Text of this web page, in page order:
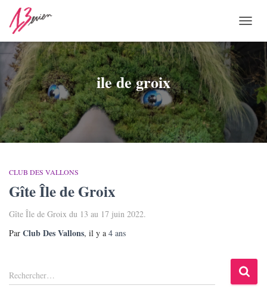
LA
ile de groix
CLUB DES VALLONS
Gîte Île de Groix
Gîte Île de Groix du 13 au 17 juin 2022.
Par Club Des Vallons, il y a 4 ans
R
e
Rechercher…